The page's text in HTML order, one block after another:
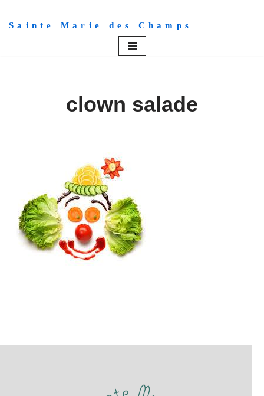
Aller
Sainte Marie des Champs
clown salade